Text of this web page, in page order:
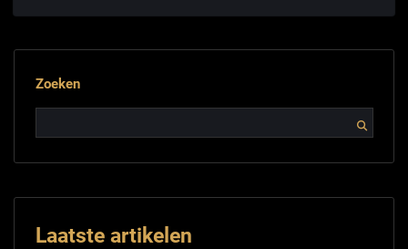
Zoeken
Laatste artikelen